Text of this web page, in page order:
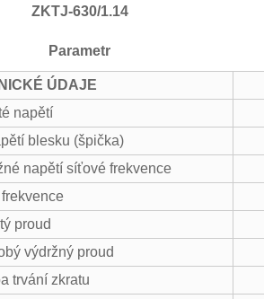
ZKTJ-630/1.14
Parametr
ÚDAJE
napětí
blesku (špička)
napětí síťové frekvence
proud
výdržný proud
trvání zkratu